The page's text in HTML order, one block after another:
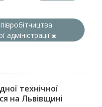
технічної
на Львівщині